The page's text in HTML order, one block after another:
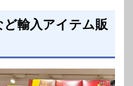
ど輸入アイテム販